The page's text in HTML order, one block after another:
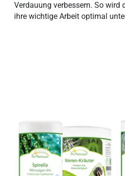
Verdauung verbessern. So wird
ihre wichtige Arbeit optimal